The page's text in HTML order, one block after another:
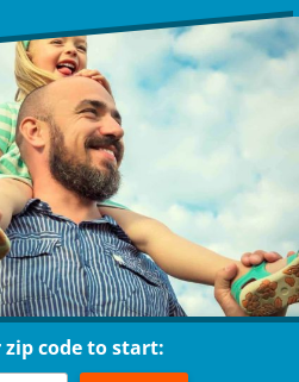
zip code to start: